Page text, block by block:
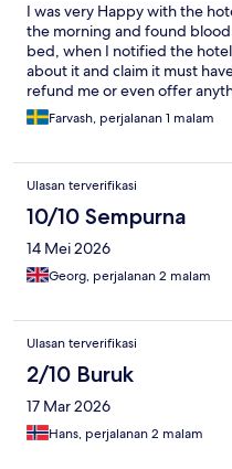
I was very Happy with the
the morning and found
bed, when I notified the
about it and claim it must
refund me or even offer
service and hospitality was a
of the hotel was good.
Farvash, perjalanan 1 malam
Ulasan terverifikasi
10/10 Sempurna
14 Mei 2026
Georg, perjalanan 2 malam
Ulasan terverifikasi
2/10 Buruk
17 Mar 2026
Hans, perjalanan 2 malam